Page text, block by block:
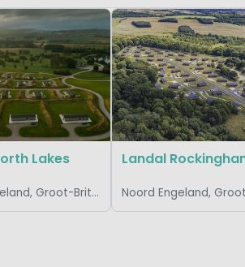
Lakes
Noord Engeland, Groot-Brittannië